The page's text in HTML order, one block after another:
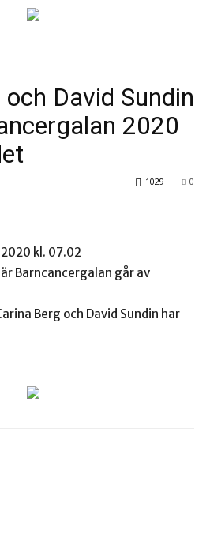
David Sundin
2020
0
1029
kl. 07.02
Barncancergalan går av
Berg och David Sundin har